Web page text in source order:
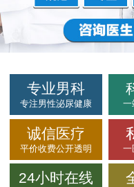
专业男科
专注男性泌尿健康 一
诚信医疗
平价收费公开透明 一
24小时在线